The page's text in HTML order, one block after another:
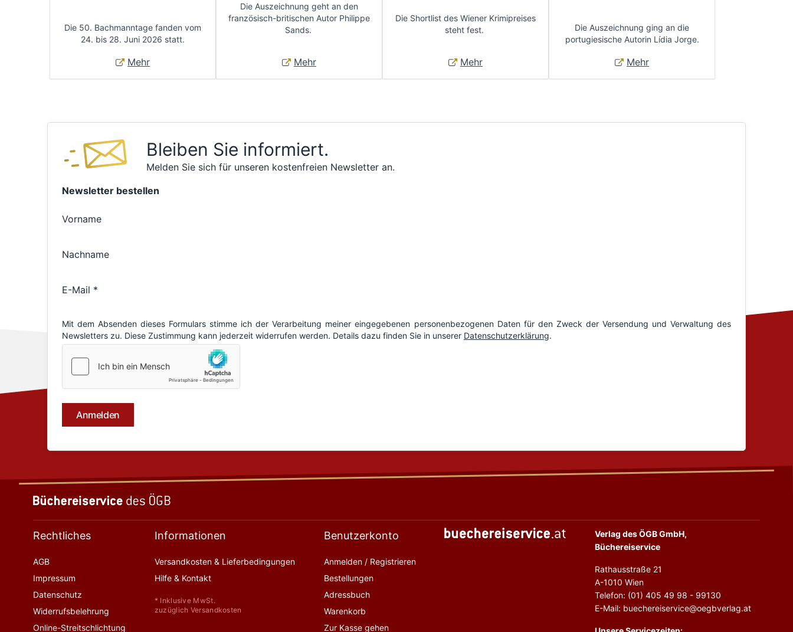
Die 50. Bachmanntage fanden vom
24. bis 28. Juni 2026 statt.
Mehr
Die Auszeichnung geht an den
französisch-britischen Autor Philippe
Sands.
Mehr
Die Shortlist des Wiener Krimipreises
steht fest.
Mehr
Die Auszeichnung ging an die
portugiesische Autorin Lídia Jorge.
Mehr
Bleiben Sie informiert.
Melden Sie sich für unseren kostenfreien Newsletter an.
Rechtliches
AGB
Impressum
Datenschutz
Widerrufsbelehrung
Online-Streitschlichtung
Informationen
Versandkosten & Lieferbedingungen
Hilfe & Kontakt
* Inklusive MwSt.
zuzüglich Versandkosten
Benutzerkonto
Anmelden / Registrieren
Bestellungen
Adressbuch
Warenkorb
Zur Kasse gehen
Verlag des ÖGB GmbH,
Büchereiservice
Rathausstraße 21
A-1010 Wien
Telefon: (01) 405 49 98 - 99130
E-Mail: buechereiservice@oegbverlag.at